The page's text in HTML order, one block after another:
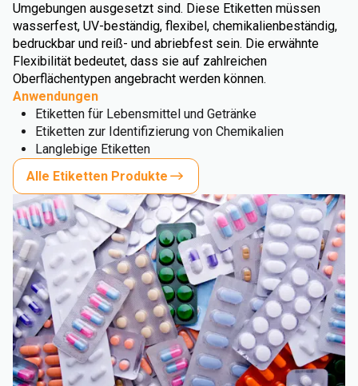
Umgebungen ausgesetzt sind. Diese Etiketten müssen
wasserfest, UV-beständig, flexibel, chemikalienbeständig,
bedruckbar und reiß- und abriebfest sein. Die erwähnte
Flexibilität bedeutet, dass sie auf zahlreichen
Oberflächentypen angebracht werden können.
Anwendungen
Etiketten für Lebensmittel und Getränke
Etiketten zur Identifizierung von Chemikalien
Langlebige Etiketten
Alle Etiketten Produkte